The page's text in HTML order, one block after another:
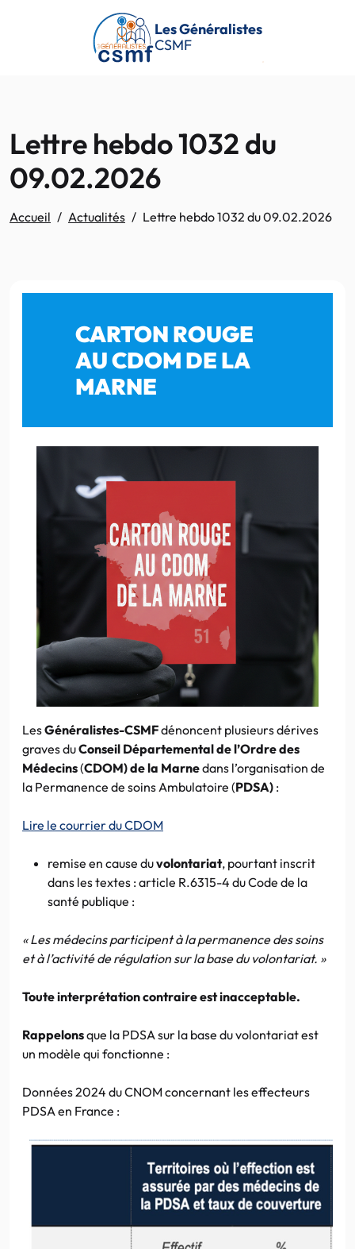
Passer au contenu principal
Les Généralistes
CSMF
Lettre hebdo 1032 du
09.02.2026
Accueil Actualités Lettre hebdo 1032 du 09.02.2026
CARTON ROUGE
AU CDOM DE LA
MARNE
LesGénéralistes-CSMFdénoncent plusieurs dérives
graves duConseil Départemental de l’Ordre des
Médecins(CDOM) de la Marnedans l’organisation de
la Permanence de soins Ambulatoire (PDSA) :
Lire le courrier du CDOM
remise en cause duvolontariat, pourtant inscrit
dans les textes : article R.6315-4 du Code de la
santé publique :
« Les médecins participent à la permanence des soins
et à l’activité de régulation sur la base du volontariat. »
Toute interprétation contraire est inacceptable.
Rappelonsque la PDSA sur la base du volontariat est
un modèle qui fonctionne :
Données 2024 du CNOM concernant les effecteurs
PDSA en France :